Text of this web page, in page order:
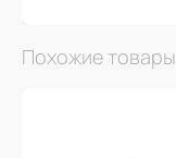
Похожие товары